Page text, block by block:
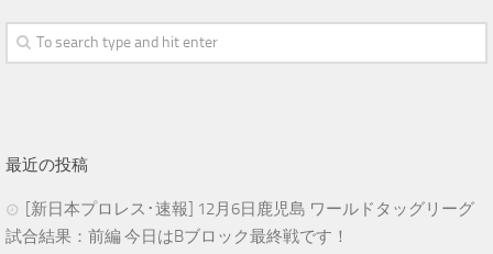
最近の投稿
[新日本プロレス･速報] 12月6日鹿児島 ワールドタッグリーグ
試合結果：前編 今日はBブロック最終戦です！